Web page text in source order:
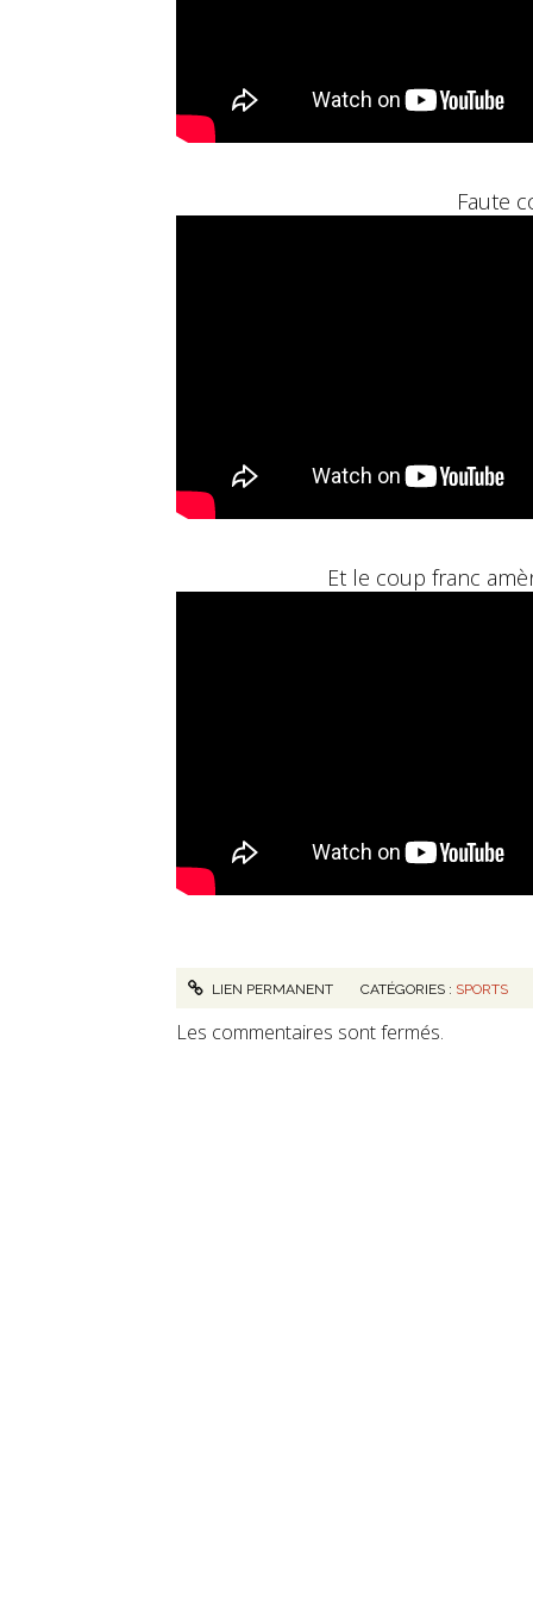
Faute
Et le coup franc
LIEN PERMANENT CATÉGORIES : SPORTS
Les commentaires sont fermés.